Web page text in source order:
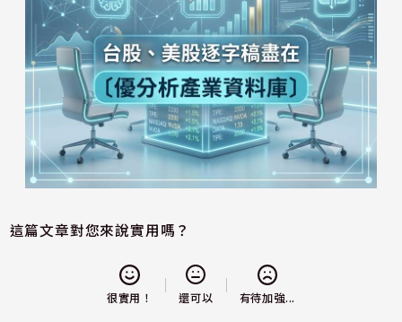
這篇文章對您來說實用嗎？
很實用！ 還可以 有待加強...